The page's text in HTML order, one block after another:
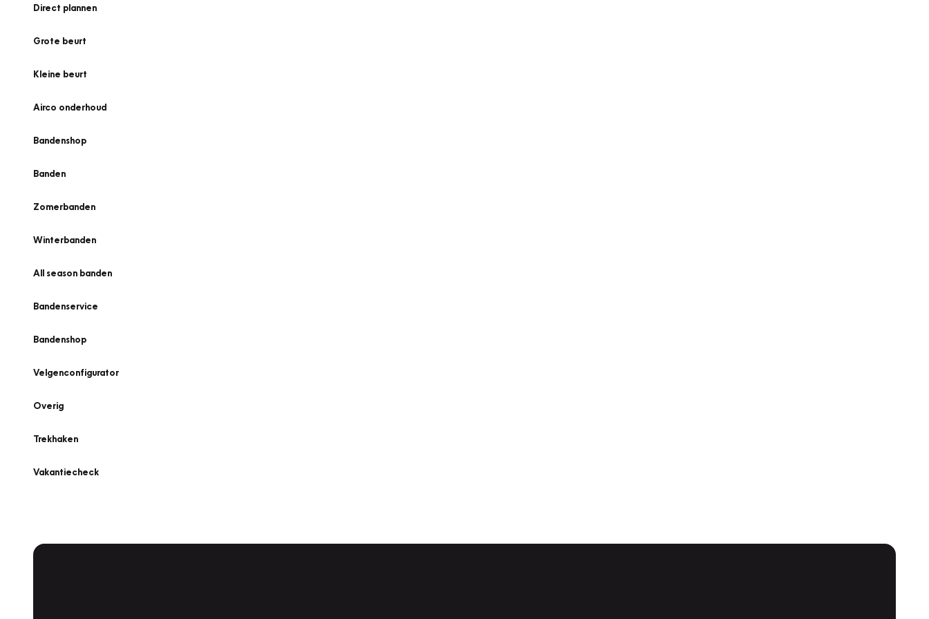
Direct plannen
Grote beurt
Kleine beurt
Airco onderhoud
Bandenshop
Banden
Zomerbanden
Winterbanden
All season banden
Bandenservice
Bandenshop
Velgenconfigurator
Overig
Trekhaken
Vakantiecheck